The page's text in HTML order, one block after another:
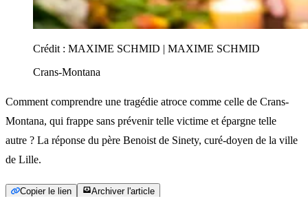
Crédit : MAXIME SCHMID | MAXIME SCHMID
Crans-Montana
Comment comprendre une tragédie atroce comme celle de Crans-
Montana, qui frappe sans prévenir telle victime et épargne telle
autre ? La réponse du père Benoist de Sinety, curé-doyen de la ville
de Lille.
Copier le lien Archiver l'article